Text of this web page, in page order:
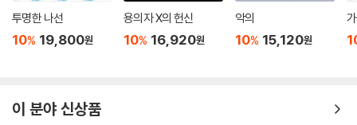
투명한 나선
10% 19,800원
용의자 X의 헌신
10% 16,920원
악의
10% 15,120원
이 분야 신상품